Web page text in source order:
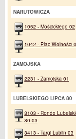
NARUTOWICZA
1052 - Mościckiego 02
1042 - Plac Wolności
ZAMOJSKA
2231 - Zamojska 01
LUBELSKIEGO LIPCA 80
3103 - Rondo
80 03
3413 - Targi Lublin 03